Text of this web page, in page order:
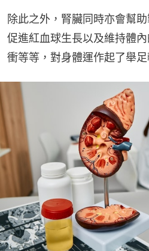
除此之外，腎臟同時亦會幫
促進紅血球生長以及維持體
衝等等，對身體運作起了舉足